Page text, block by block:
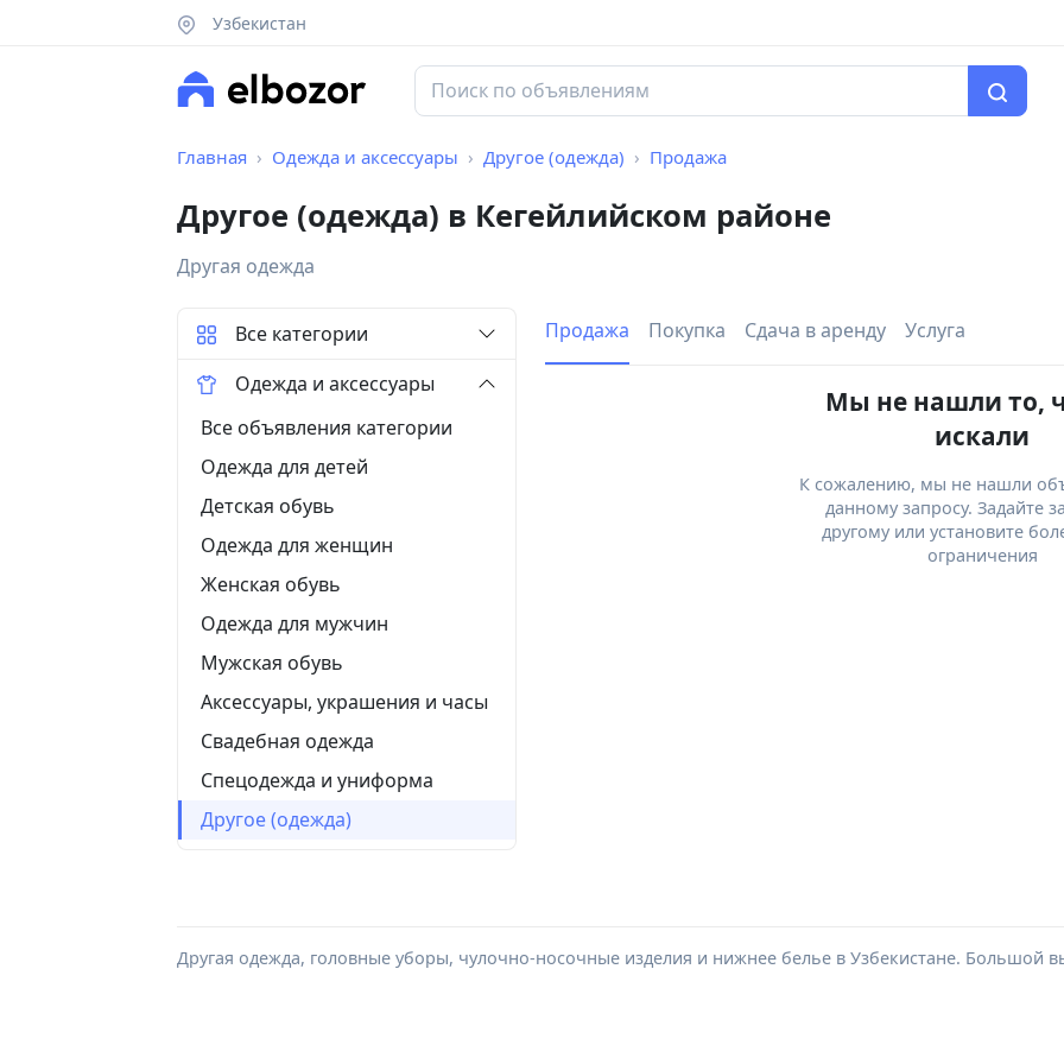
Узбекистан
Главная Одежда и аксессуары Другое (одежда) Продажа
Другое (одежда) в Кегейлийском районе
Другая одежда
Продажа Покупка Сдача в аренду Услуга
Мы не нашли то,
искали
К сожалению, мы не нашли
данному запросу. Задайте
другому или установите
ограничения
Все категории
Одежда и аксессуары
Все объявления категории
Одежда для детей
Детская обувь
Одежда для женщин
Женская обувь
Одежда для мужчин
Мужская обувь
Аксессуары, украшения и часы
Свадебная одежда
Спецодежда и униформа
Другое (одежда)
Другая одежда, головные уборы, чулочно-носочные изделия и нижнее белье в Узбекистане. Большой